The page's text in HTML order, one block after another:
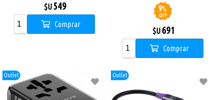
2
$U 549
Comprar
9%
OFF
$U 691
Comprar
Outlet Outlet